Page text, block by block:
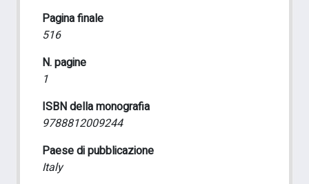
Pagina finale
516
N. pagine
1
ISBN della monografia
9788812009244
Paese di pubblicazione
Italy